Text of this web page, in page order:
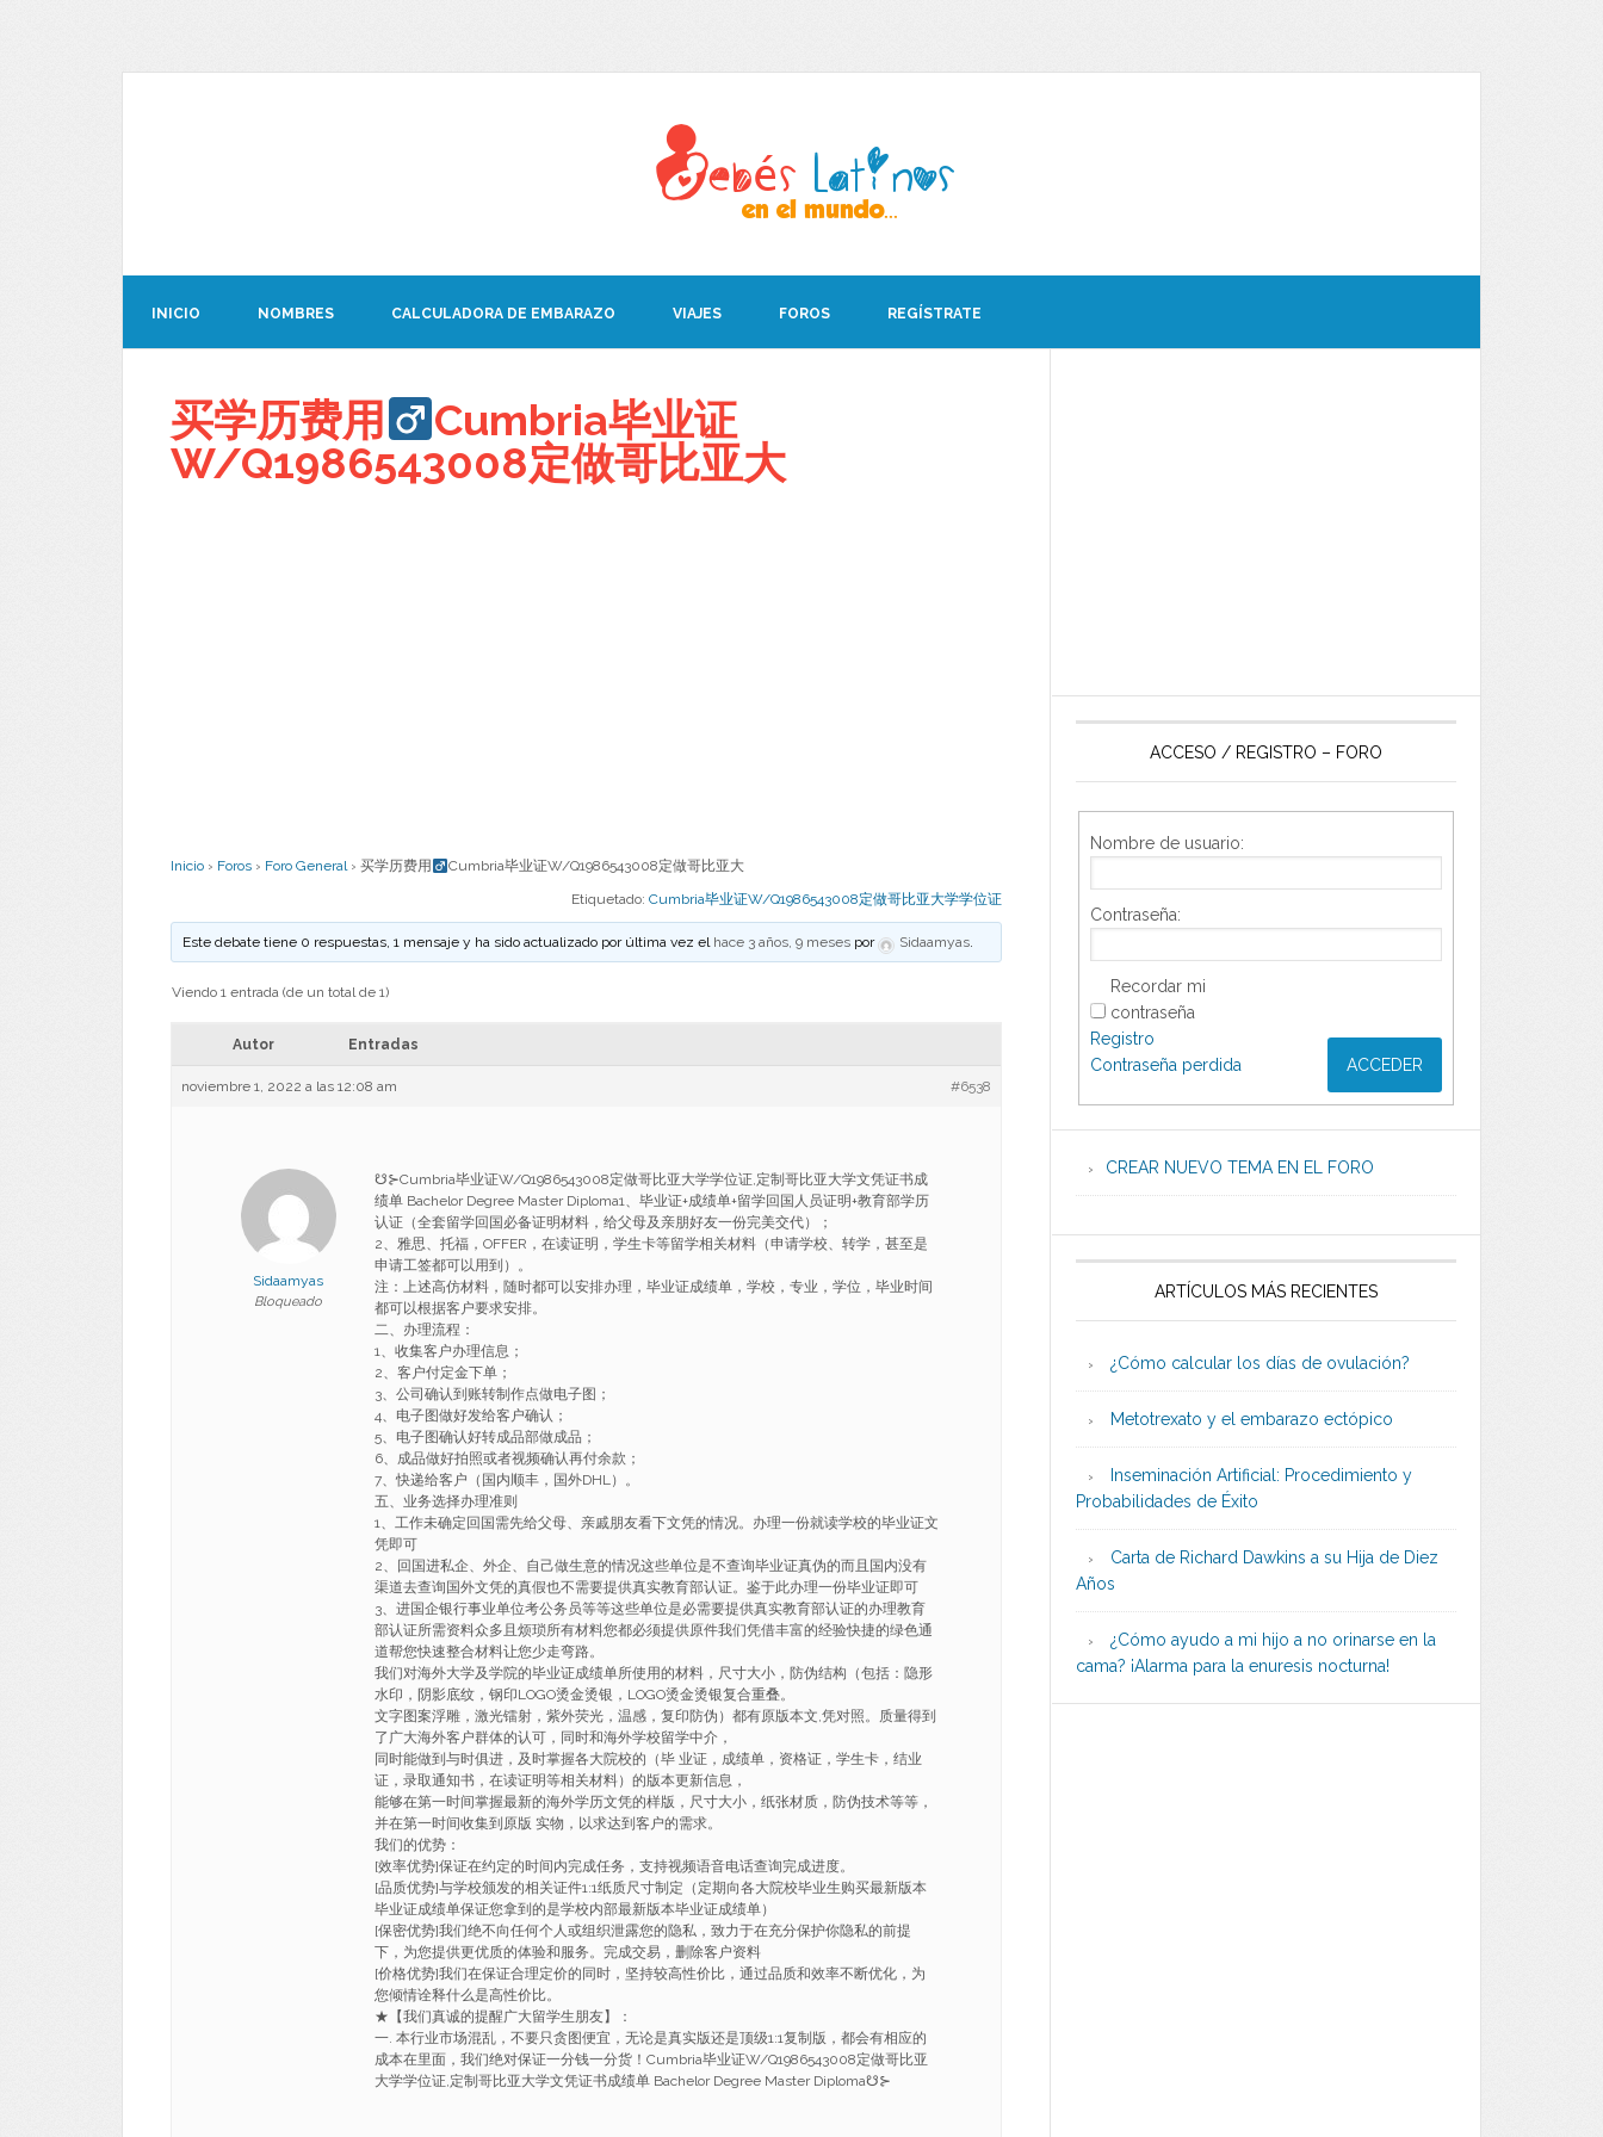
INICIO NOMBRES CALCULADORA DE EMBARAZO VIAJES FOROS REGÍSTRATE
买学历费用
Cumbria毕业证
W/Q1986543008定做哥比亚大
Inicio › Foros › Foro General › 买学历费用
Cumbria毕业证W/Q1986543008定做哥比亚大
Etiquetado: Cumbria毕业证W/Q1986543008定做哥比亚大学学位证
Este debate tiene 0 respuestas, 1 mensaje y ha sido actualizado por última vez el hace 3 años, 9 meses por Sidaamyas.
Viendo 1 entrada (de un total de 1)
Autor Entradas
noviembre 1, 2022 a las 12:08 am #6538
Sidaamyas
Bloqueado
☋⊱Cumbria毕业证W/Q1986543008定做哥比亚大学学位证,定制哥比亚大学文凭证书成
绩单 Bachelor Degree Master Diploma1、毕业证+成绩单+留学回国人员证明+教育部学历
认证（全套留学回国必备证明材料，给父母及亲朋好友一份完美交代）；
2、雅思、托福，OFFER，在读证明，学生卡等留学相关材料（申请学校、转学，甚至是
申请工签都可以用到）。
注：上述高仿材料，随时都可以安排办理，毕业证成绩单，学校，专业，学位，毕业时间
都可以根据客户要求安排。
二、办理流程：
1、收集客户办理信息；
2、客户付定金下单；
3、公司确认到账转制作点做电子图；
4、电子图做好发给客户确认；
5、电子图确认好转成品部做成品；
6、成品做好拍照或者视频确认再付余款；
7、快递给客户（国内顺丰，国外DHL）。
五、业务选择办理准则
1、工作未确定回国需先给父母、亲戚朋友看下文凭的情况。办理一份就读学校的毕业证文
凭即可
2、回国进私企、外企、自己做生意的情况这些单位是不查询毕业证真伪的而且国内没有
渠道去查询国外文凭的真假也不需要提供真实教育部认证。鉴于此办理一份毕业证即可
3、进国企银行事业单位考公务员等等这些单位是必需要提供真实教育部认证的办理教育
部认证所需资料众多且烦琐所有材料您都必须提供原件我们凭借丰富的经验快捷的绿色通
道帮您快速整合材料让您少走弯路。
我们对海外大学及学院的毕业证成绩单所使用的材料，尺寸大小，防伪结构（包括：隐形
水印，阴影底纹，钢印LOGO烫金烫银，LOGO烫金烫银复合重叠。
文字图案浮雕，激光镭射，紫外荧光，温感，复印防伪）都有原版本文,凭对照。质量得到
了广大海外客户群体的认可，同时和海外学校留学中介，
同时能做到与时俱进，及时掌握各大院校的（毕 业证，成绩单，资格证，学生卡，结业
证，录取通知书，在读证明等相关材料）的版本更新信息，
能够在第一时间掌握最新的海外学历文凭的样版，尺寸大小，纸张材质，防伪技术等等，
并在第一时间收集到原版 实物，以求达到客户的需求。
我们的优势：
[效率优势]保证在约定的时间内完成任务，支持视频语音电话查询完成进度。
[品质优势]与学校颁发的相关证件1:1纸质尺寸制定（定期向各大院校毕业生购买最新版本
毕业证成绩单保证您拿到的是学校内部最新版本毕业证成绩单）
[保密优势]我们绝不向任何个人或组织泄露您的隐私，致力于在充分保护你隐私的前提
下，为您提供更优质的体验和服务。完成交易，删除客户资料
[价格优势]我们在保证合理定价的同时，坚持较高性价比，通过品质和效率不断优化，为
您倾情诠释什么是高性价比。
★【我们真诚的提醒广大留学生朋友】：
一. 本行业市场混乱，不要只贪图便宜，无论是真实版还是顶级1:1复制版，都会有相应的
成本在里面，我们绝对保证一分钱一分货！Cumbria毕业证W/Q1986543008定做哥比亚
大学学位证,定制哥比亚大学文凭证书成绩单 Bachelor Degree Master Diploma☋⊱
ACCESO / REGISTRO – FORO
Nombre de usuario:
Contraseña:
Recordar mi
contraseña
ACCEDER
Registro
Contraseña perdida
CREAR NUEVO TEMA EN EL FORO
ARTÍCULOS MÁS RECIENTES
¿Cómo calcular los días de ovulación?
Metotrexato y el embarazo ectópico
Inseminación Artificial: Procedimiento y
Probabilidades de Éxito
Carta de Richard Dawkins a su Hija de Diez
Años
¿Cómo ayudo a mi hijo a no orinarse en la
cama? ¡Alarma para la enuresis nocturna!